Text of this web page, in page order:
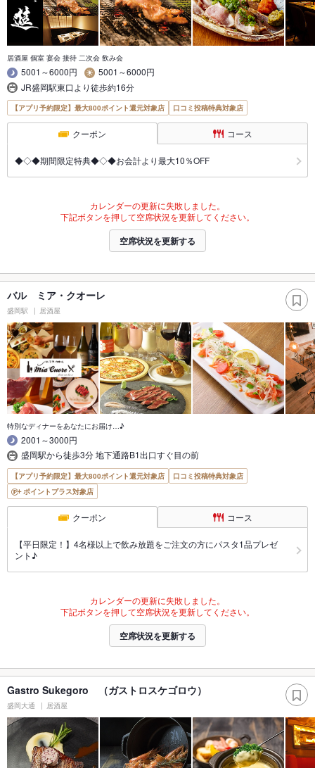
居酒屋 個室 宴会 接待 二次会 飲み会
5001～6000円
5001～6000円
JR盛岡駅東口より徒歩約16分
【アプリ予約限定】最大800ポイント還元対象店 口コミ投稿特典対象店
クーポン コース
◆◇◆期間限定特典◆◇◆お会計より最大10％OFF
カレンダーの更新に失敗しました。
下記ボタンを押して空席状況を更新してください。
空席状況を更新する
バル ミア・クオーレ
盛岡駅 居酒屋
特別なディナーをあなたにお届け…♪
2001～3000円
盛岡駅から徒歩3分 地下通路B1出口すぐ目の前
【アプリ予約限定】最大800ポイント還元対象店
口コミ投稿特典対象店
ポイントプラス対象店
クーポン コース
【平日限定！】4名様以上で飲み放題をご注文の方にパスタ1品プレゼ
ント♪
カレンダーの更新に失敗しました。
下記ボタンを押して空席状況を更新してください。
空席状況を更新する
Gastro Sukegoro （ガストロスケゴロウ）
盛岡大通 居酒屋